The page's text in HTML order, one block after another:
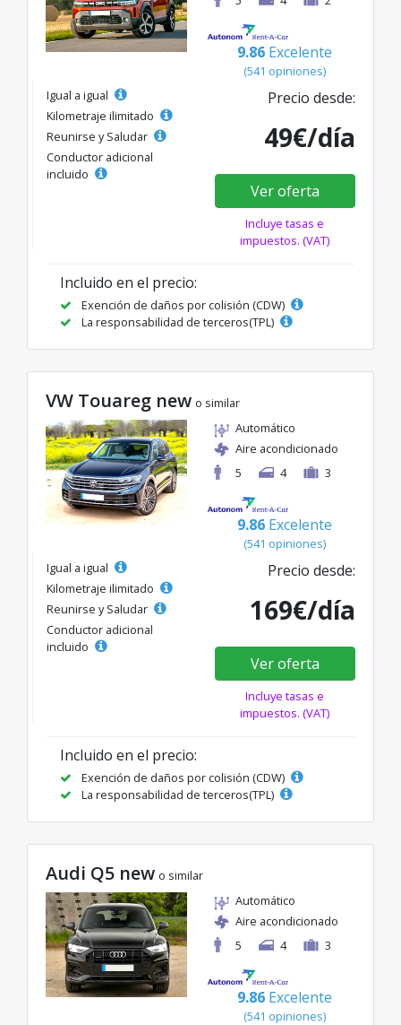
9.86 Excelente
(541 opiniones)
Igual a igual
Kilometraje ilimitado
Reunirse y Saludar
Conductor adicional
incluido
Precio desde:
49€/día
Ver oferta
Incluye tasas e
impuestos. (VAT)
Incluido en el precio:
Exención de daños por colisión (CDW)
La responsabilidad de terceros(TPL)
VW Touareg new o similar
Automático
Aire acondicionado
5
4 3
9.86 Excelente
(541 opiniones)
Igual a igual
Kilometraje ilimitado
Reunirse y Saludar
Conductor adicional
incluido
Precio desde:
169€/día
Ver oferta
Incluye tasas e
impuestos. (VAT)
Incluido en el precio:
Exención de daños por colisión (CDW)
La responsabilidad de terceros(TPL)
Audi Q5 new o similar
Automático
Aire acondicionado
5
4 3
9.86 Excelente
(541 opiniones)